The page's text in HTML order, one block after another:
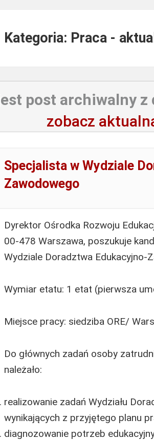
Kategoria: Praca -
post archiwalny z
zobacz
Specjalista w Wydziale
Zawodowego
Dyrektor Ośrodka Rozwoju
00-478 Warszawa, poszukuje
Wydziale Doradztwa Edukacyjno-
Wymiar etatu: 1 etat (pierwsza
Miejsce pracy: siedziba ORE/
Do głównych zadań osoby
należało:
realizowanie zadań Wydziału
wynikających z przyjętego planu
diagnozowanie potrzeb